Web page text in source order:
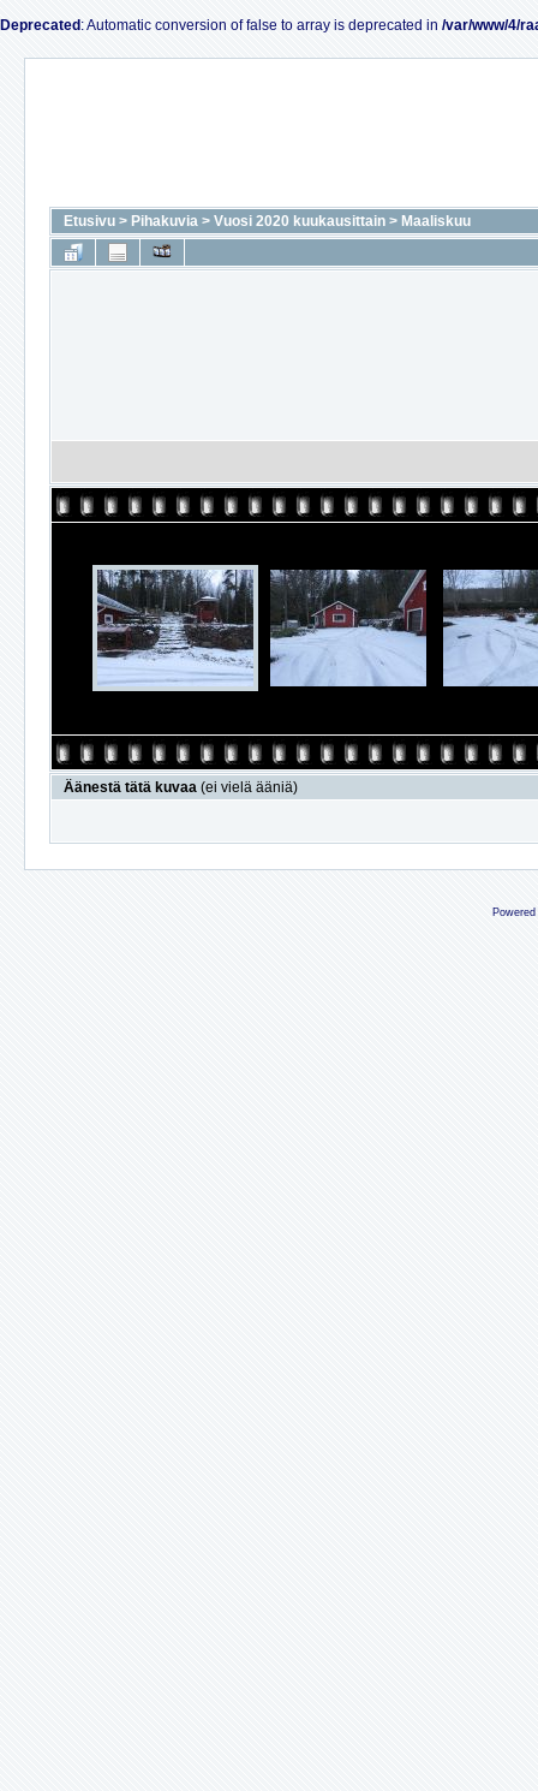
Deprecated : Automatic conversion of false to array is deprecated in /var/www/4/
Etusivu > Pihakuvia > Vuosi 2020 kuukausittain > Maaliskuu
Äänestä tätä kuvaa (ei vielä ääniä)